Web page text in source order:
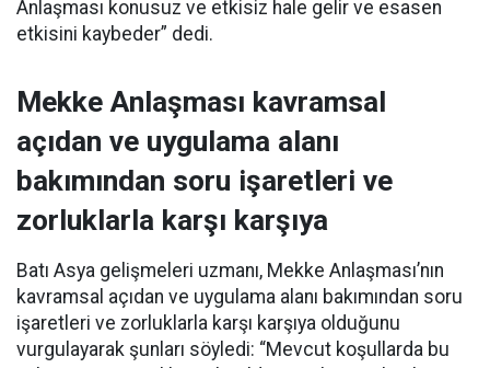
Anlaşması konusuz ve etkisiz hale gelir ve esasen
etkisini kaybeder” dedi.
Mekke Anlaşması kavramsal
açıdan ve uygulama alanı
bakımından soru işaretleri ve
zorluklarla karşı karşıya
Batı Asya gelişmeleri uzmanı, Mekke Anlaşması’nın
kavramsal açıdan ve uygulama alanı bakımından soru
işaretleri ve zorluklarla karşı karşıya olduğunu
vurgulayarak şunları söyledi: “Mevcut koşullarda bu